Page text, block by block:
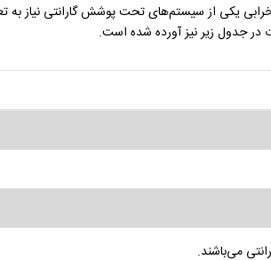
خرابی یکی از سیستم‌های تحت پوشش گارانتی نیاز
در جدول زیر نیز آورده شده است.